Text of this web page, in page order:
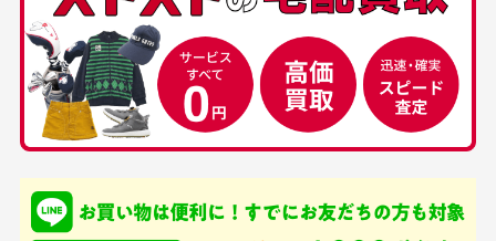
30代男性
中古ゴルフウェアの
品揃えがすごい
て、ここまでゴルフブラ
ンドの取り扱いがあるの
50代男性
安心して中古ウェア
を買えるお店です
品ですが綺麗に梱包され
ており商品を大切にして
当店では商品の管理には細心の注意を払っておりま
すが、経年により素材の劣化やパーツの強度低下が
生じている場合がございます。
銀行振込（前払い）
入金確認後商品発送となります。
※土曜、日曜、祝日は入金確認及び発送業務は致しておりま